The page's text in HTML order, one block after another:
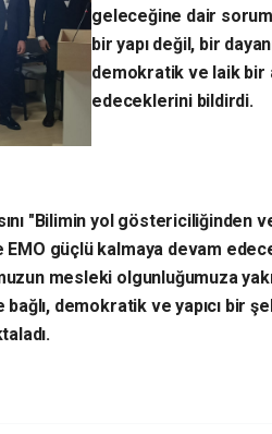
geleceğine dair
bir yapı değil, bir
demokratik ve laik bir
edeceklerini bildirdi.
"Bilimin yol göstericiliğinden
EMO güçlü kalmaya devam
mesleki olgunluğumuza
demokratik ve yapıcı bir